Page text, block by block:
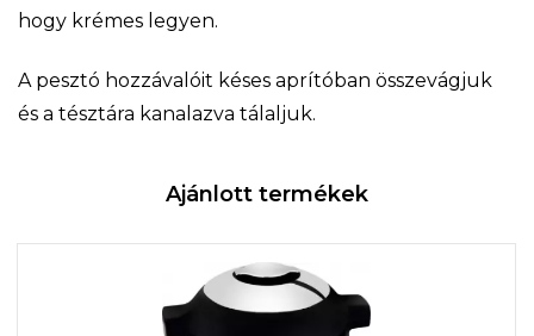
hogy krémes legyen.
A pesztó hozzávalóit késes aprítóban összevágjuk
és a tésztára kanalazva tálaljuk.
Ajánlott termékek